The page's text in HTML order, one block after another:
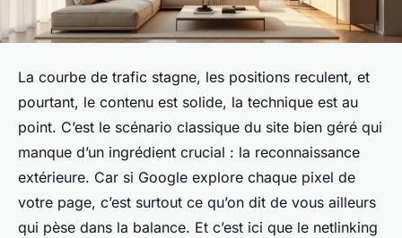
La courbe de trafic stagne, les positions reculent, et
pourtant, le contenu est solide, la technique est au
point. C’est le scénario classique du site bien géré qui
manque d’un ingrédient crucial : la reconnaissance
extérieure. Car si Google explore chaque pixel de
votre page, c’est surtout ce qu’on dit de vous ailleurs
qui pèse dans la balance. Et c’est ici que le netlinking